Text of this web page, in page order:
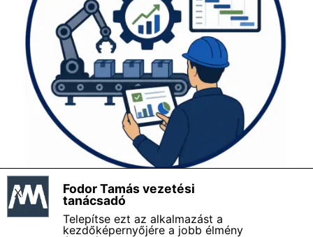
Fodor Tamás vezetési tanácsadó - Impresszum
Általános szerződési és felhasználási feltételek
Fodor Tamás vezetési
tanácsadó
Telepítse ezt az alkalmazást a
kezdőképernyőjére a jobb élmény
X